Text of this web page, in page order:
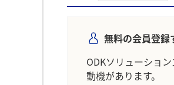
無料の会員登録
ODKソリューショ
動機があります。